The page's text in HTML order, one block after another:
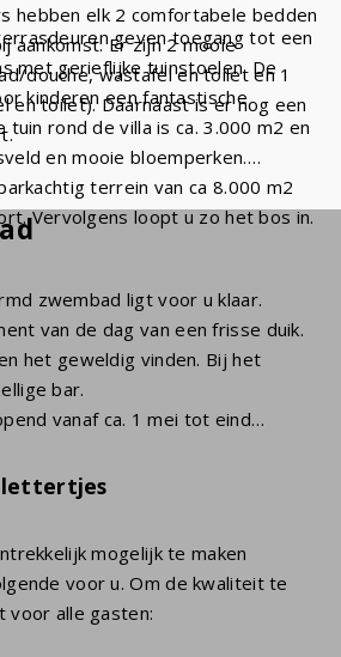
hebben elk 2 comfortabele bedden
aankomst. Er zijn 2 mooie
douche, wastafel en toilet en 1
en toilet). Daarnaast is er nog een
geven toegang tot een
met gerieflijke tuinstoelen. De
kinderen een fantastische
rond de villa is ca. 3.000 m2 en
en mooie bloemperken.
terrein van ca 8.000 m2
Vervolgens loopt u zo het bos in.
zwembad ligt voor u klaar.
van de dag van een frisse duik.
het geweldig vinden. Bij het
bar.
vanaf ca. 1 mei tot eind
lettertjes
mogelijk te maken
voor u. Om de kwaliteit te
voor alle gasten: